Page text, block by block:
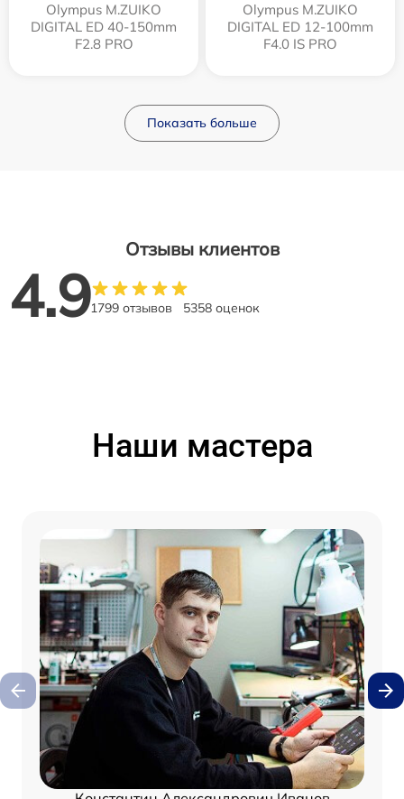
Olympus M.ZUIKO
DIGITAL ED 40-150mm
F2.8 PRO
Olympus M.ZUIKO
DIGITAL ED 12‑100mm
F4.0 IS PRO
Показать больше
Отзывы клиентов
4.91799 отзывов 5358 оценок
Наши мастера